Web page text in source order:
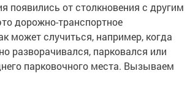
появились от столкновения с другим
дорожно-транспортное
может случиться, например, когда
разворачивался, парковался или
парковочного места. Вызываем